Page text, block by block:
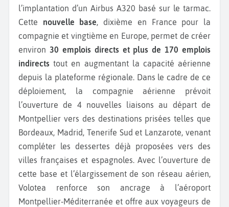
l’implantation d’un Airbus A320 basé sur le tarmac.
Cette nouvelle base, dixième en France pour la
compagnie et vingtième en Europe, permet de créer
environ 30 emplois directs et plus de 170 emplois
indirects tout en augmentant la capacité aérienne
depuis la plateforme régionale. Dans le cadre de ce
déploiement, la compagnie aérienne prévoit
l’ouverture de 4 nouvelles liaisons au départ de
Montpellier vers des destinations prisées telles que
Bordeaux, Madrid, Tenerife Sud et Lanzarote, venant
compléter les dessertes déjà proposées vers des
villes françaises et espagnoles. Avec l’ouverture de
cette base et l’élargissement de son réseau aérien,
Volotea renforce son ancrage à l’aéroport
Montpellier‑Méditerranée et offre aux voyageurs de